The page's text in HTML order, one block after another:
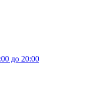
до 20:00